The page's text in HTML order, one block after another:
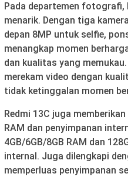
Pada departemen fotografi,
menarik. Dengan tiga
depan 8MP untuk selfie,
menangkap momen
dan kualitas yang
merekam video dengan
tidak ketinggalan momen
Redmi 13C juga
RAM dan penyimpanan
4GB/6GB/8GB RAM dan
internal. Juga dilengkapi
memperluas penyimpanan